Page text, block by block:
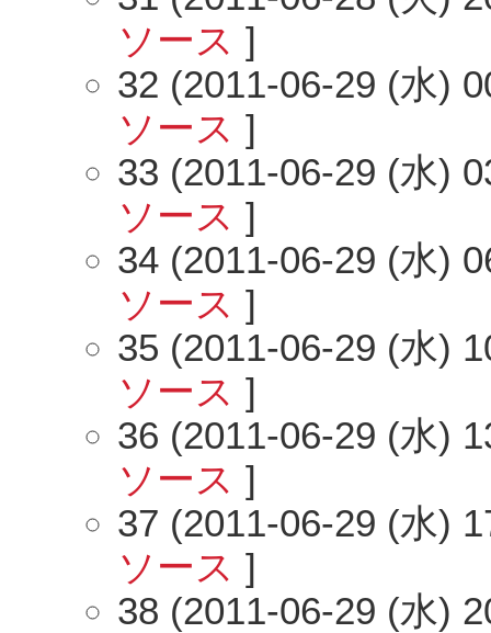
ソース ]
32 (2011-06-29 (水)
ソース ]
33 (2011-06-29 (水)
ソース ]
34 (2011-06-29 (水)
ソース ]
35 (2011-06-29 (水)
ソース ]
36 (2011-06-29 (水)
ソース ]
37 (2011-06-29 (水)
ソース ]
38 (2011-06-29 (水)